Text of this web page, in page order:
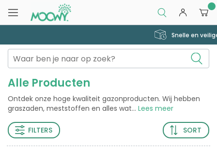
Alle Producten
Ontdek onze hoge kwaliteit gazonproducten. Wij hebben
graszaden, meststoffen en alles wat... Lees meer
FILTERS SORT